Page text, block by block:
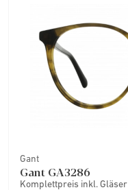
Gant
Gant GA3286
Komplettpreis inkl. Gläser